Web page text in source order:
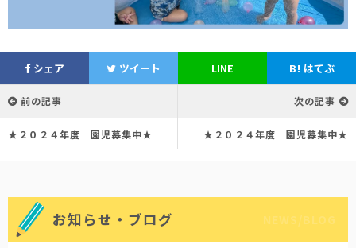
シェア ツイート LINE B! はてぶ
前の記事
★２０２４年度 園児募集中★
次の記事
★２０２４年度 園児募集中★
お知らせ・ブログ NEWS/BLOG